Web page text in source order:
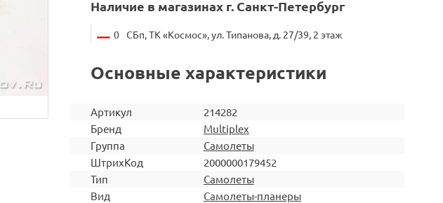
Наличие в магазинах г. Санкт-Петербург
0 СБп, ТК «Космос», ул. Типанова, д. 27/39, 2 этаж
Основные характеристики
Артикул
214282
Бренд
Multiplex
Группа
Самолеты
ШтрихКод
2000000179452
Тип
Самолеты
Вид
Самолеты-планеры